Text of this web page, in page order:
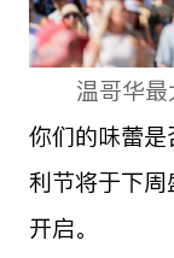
温哥华
你们的味蕾
利节将于下
开启。